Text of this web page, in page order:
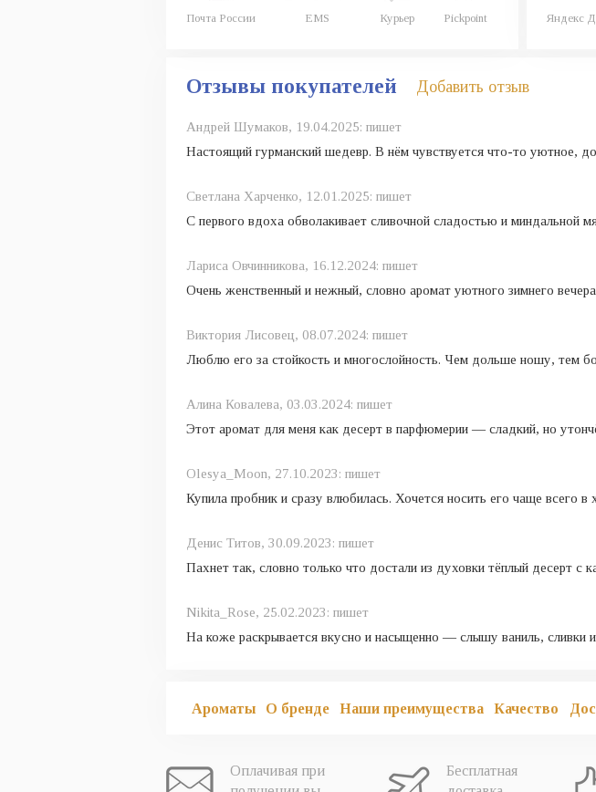
Почта России EMS Курьер Pickpoint Яндекс
Отзывы покупателей Добавить отзыв
Андрей Шумаков, 19.04.2025: пишет
Настоящий гурманский шедевр. В нём чувствуется что-то уютное,
Светлана Харченко, 12.01.2025: пишет
С первого вдоха обволакивает сливочной сладостью и миндальной
Лариса Овчинникова, 16.12.2024: пишет
Очень женственный и нежный, словно аромат уютного зимнего
Виктория Лисовец, 08.07.2024: пишет
Люблю его за стойкость и многослойность. Чем дольше ношу, тем
Алина Ковалева, 03.03.2024: пишет
Этот аромат для меня как десерт в парфюмерии — сладкий, но
Olesya_Moon, 27.10.2023: пишет
Купила пробник и сразу влюбилась. Хочется носить его чаще всего
Денис Титов, 30.09.2023: пишет
Пахнет так, словно только что достали из духовки тёплый десерт
Nikita_Rose, 25.02.2023: пишет
На коже раскрывается вкусно и насыщенно — слышу ваниль, сливки
Ароматы О бренде Наши преимущества Качество
Оплачивая при
Бесплатная